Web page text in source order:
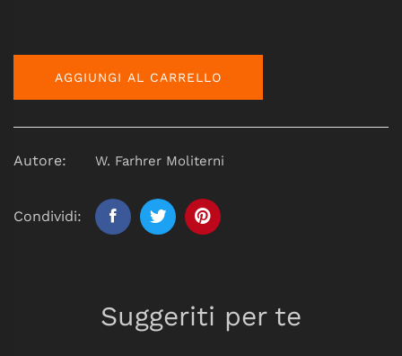
AGGIUNGI AL CARRELLO
Autore: W. Farhrer Moliterni
Condividi:
Suggeriti per te